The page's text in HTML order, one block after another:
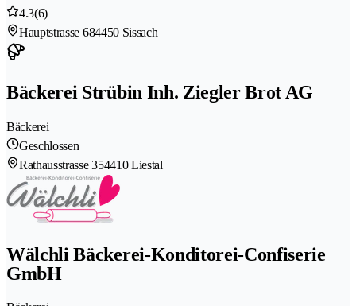
4.3(6)
Hauptstrasse 684450 Sissach
Bäckerei Strübin Inh. Ziegler Brot AG
Bäckerei
Geschlossen
Rathausstrasse 354410 Liestal
Wälchli Bäckerei-Konditorei-Confiserie
GmbH